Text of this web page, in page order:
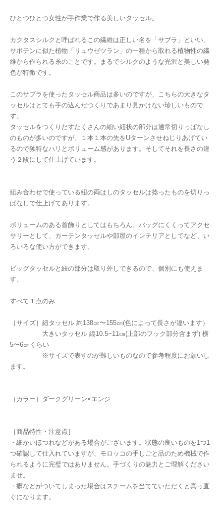
ひとつひとつ女性が手作業で作る美しいタッセル。
カクタスシルクと呼ばれるこの繊維は正しい名を「サブラ」といい、
サボテンに似た植物「リュウゼツラン」の一種から取れる植物性の繊
維から作られる糸のことです。まるでシルクのような光沢と美しい発
色が特徴です。
このサブラを使ったタッセル商品は多いのですが、こちらの大きなタ
ッセルはとても手の込んだつくりであまり見かけない珍しいもので
す。
タッセルをつくりだすたくさんの細い紐状の部分は通常切りっぱなし
のものが多いのですが、１本１本の先をUターンさせねじりあげてい
るので独特なハリとボリューム感があります。そしてそれを長さの違
う２段にして仕上げています。
組み合わせで使っている紐の両はしのタッセルは捻ったものを切りっ
ぱなしで仕上げてあります。
ボリュームのある首飾りとしてはもちろん、バッグにくくってアクセ
サリーとして、カーテンタッセルや部屋のインテリアとしてなど、い
ろいろな使い方ができます。
ビッグタッセルと紐の部分は取り外しできるので、個別にも使えま
す。
すべて１点のみ
［サイズ］紐タッセル 約138㎝〜155㎝(色によって長さが違います）
大きいタッセル 縦10.5~11㎝(上部のフック部分含まず) 横
5〜6㎝くらい
※サイズで表すのが難しいものなので参考程度にお願いし
ます。
［カラー］ダークグリーン×エンジ
［商品特性・注意点］
・細かいほつれなどがある場合がございます。状態の良いものを1つ1
つ確認して仕入れていますが、モロッコの手しごと品のため機械で作
られるように完璧ではありません。手づくりの魅力とご理解ください
ませ。
・癖などがついてしまった場合はスチームを当てていただくと真っ直
ぐになります。